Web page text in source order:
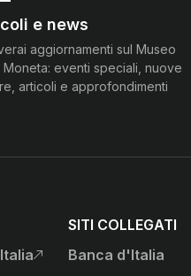
e news
aggiornamenti sul Museo
Moneta: eventi speciali, nuove
articoli e approfondimenti
in nuova scheda
SITI COLLEGATI
Banca d'Italia